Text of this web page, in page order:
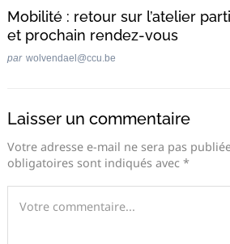
Mobilité : retour sur l’atelier
et prochain rendez-vous
par wolvendael@ccu.be
Laisser un commentaire
Votre adresse e-mail ne sera pas
obligatoires sont indiqués avec *